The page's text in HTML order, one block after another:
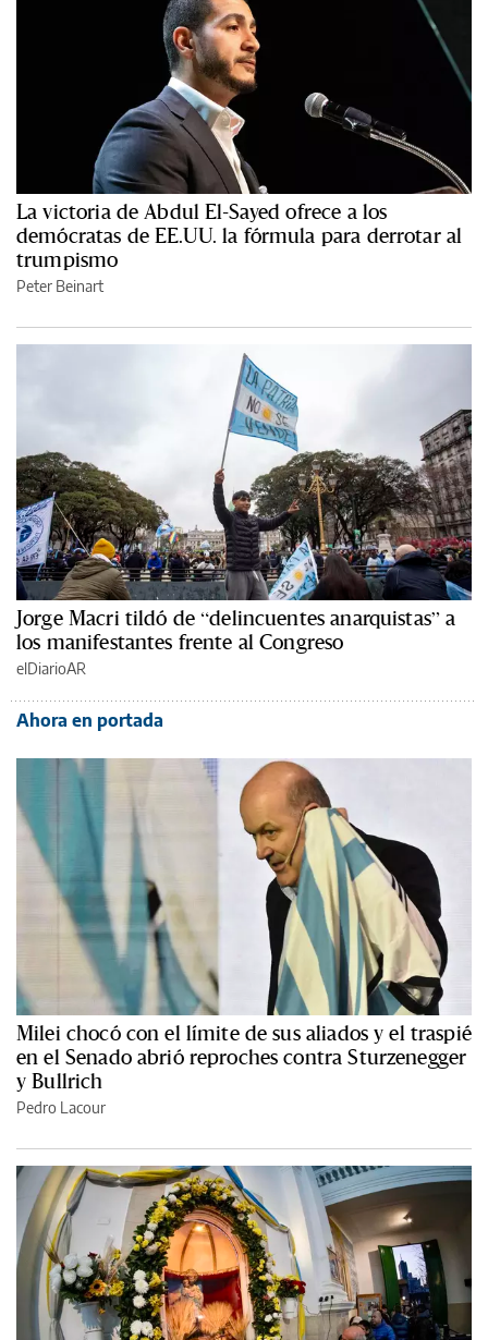
La victoria de Abdul El-Sayed ofrece a los
demócratas de EE.UU. la fórmula para derrotar al
trumpismo
Peter Beinart
Jorge Macri tildó de “delincuentes anarquistas” a
los manifestantes frente al Congreso
elDiarioAR
Ahora en portada
Milei chocó con el límite de sus aliados y el traspié
en el Senado abrió reproches contra Sturzenegger
y Bullrich
Pedro Lacour